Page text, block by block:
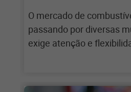
O mercado de
passando por diversas
exige atenção e